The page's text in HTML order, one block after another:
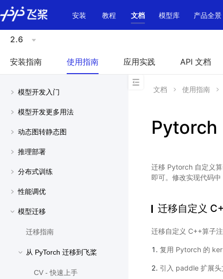
\u200E
安装
教程 文档 模型库 产品全景
2.6
安装指南 使用指南 应用实践 API 文档
模型开发入门
模型开发更多用法
动态图转静态图
推理部署
分布式训练
性能调优
模型迁移
迁移指南
从 PyTorch 迁移到飞桨
CV - 快速上手
文档 使用指南
Pytorch
迁移 Pytorch 自定义
即可。修改实现代码
迁移自定义
迁移自定义 C++算子
复用 Pytorch 的
引入 paddle 扩展